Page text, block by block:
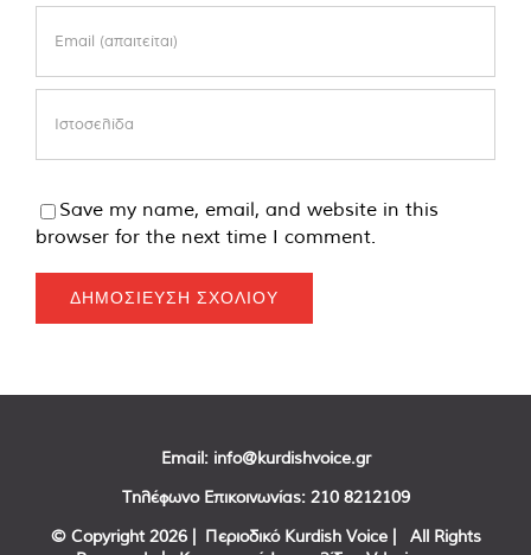
Save my name, email, and website in this
browser for the next time I comment.
Email: info@kurdishvoice.gr
Τηλέφωνο Επικοινωνίας: 210 8212109
© Copyright 2026 | Περιοδικό Kurdish Voice | All Rights